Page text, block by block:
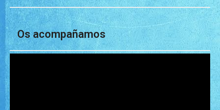
Os acompañamos